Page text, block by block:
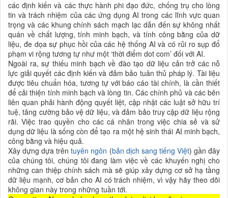
các định kiến và các thực hành phi đạo đức, chống trụ cho lòng
tin và trách nhiệm của các ứng dụng AI trong các lĩnh vực quan
trọng và các khung chính sách mạch lạc dẫn đến sự không nhất
quán về chất lượng, tính minh bạch, và tính công bằng của dữ
liệu, đe dọa sự phục hồi của các hệ thống AI và có rủi ro sụp đổ
phạm vi rộng tương tự như một ‘thời điểm dot com’ đối với AI.
Ngoài ra, sự thiếu minh bạch về đào tạo dữ liệu cản trở các nỗ
lực giải quyết các định kiến và đảm bảo tuân thủ pháp lý. Tài liệu
được tiêu chuẩn hóa, tương tự vớibáo cáo tài chính, là cần thiết
để cải thiện tính minh bạch và lòng tin. Các chính phủ và các bên
liên quan phải hành động quyết liệt, cập nhật các luật sở hữu trí
tuệ, tăng cường bảo vệ dữ liệu, và đảm bảo truy cập dữ liệu rộng
rãi. Việc trao quyền cho các cá nhân trong việc chia sẻ và sử
dụng dữ liệu là sống còn để tạo ra một hệ sinh thái AI minh bạch,
công bằng và hiệu quả.
Xây dựng dựa trêntuyên ngôn (bản dịch sang tiếng Việt) gần đây
của chúng tôi, chúng tôi đang làm việc về các khuyến nghị cho
những can thiệp chính sách mà sẽ giúp xây dựng cơ sở hạ tầng
dữ liệu mạnh, cơ bản cho AI có trách nhiệm, vì vậy hãy theo dõi
không gian này trong những tuần tới.